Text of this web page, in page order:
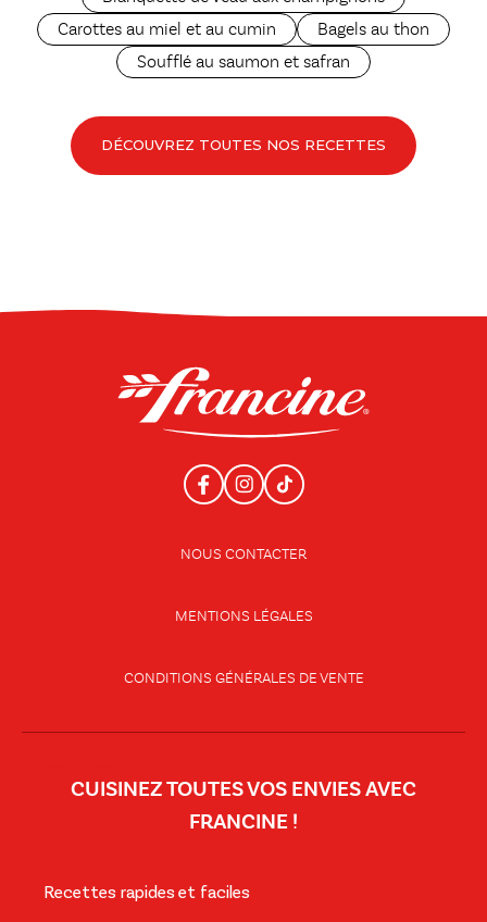
Carottes au miel et au cumin
Bagels au thon
Soufflé au saumon et safran
DÉCOUVREZ TOUTES NOS RECETTES
NOUS CONTACTER
MENTIONS LÉGALES
CONDITIONS GÉNÉRALES DE VENTE
CUISINEZ TOUTES VOS ENVIES AVEC
FRANCINE !
Recettes rapides et faciles